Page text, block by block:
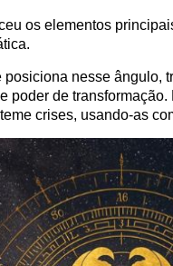
os elementos
nesse ângulo,
poder de
crises, usando-as